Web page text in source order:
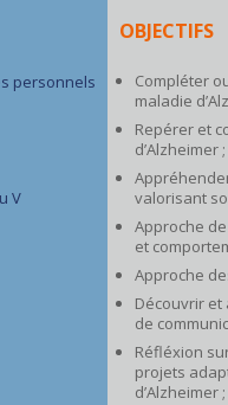
personnels
V
OBJECTIFS
Compléter
maladie
Repérer et
d’Alzheimer ;
valorisant
Approche
et
Approche
Découvrir et
de
Réfléxion
projets
d’Alzheimer ;